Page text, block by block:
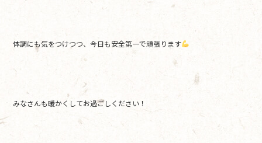
体調にも気をつけつつ、今日も安全第一で頑張ります
みなさんも暖かくしてお過ごしください！